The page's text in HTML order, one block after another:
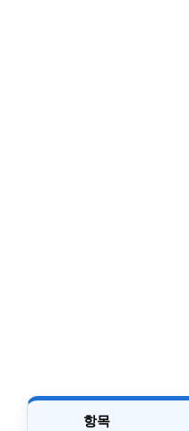
항목